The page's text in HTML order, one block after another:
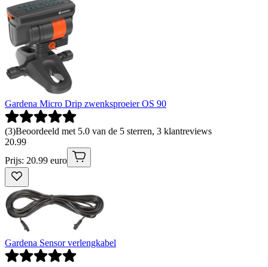
Gardena Micro Drip zwenksproeier OS 90
(3)Beoordeeld met 5.0 van de 5 sterren, 3 klantreviews
20.99
Prijs: 20.99 euro
Gardena Sensor verlengkabel